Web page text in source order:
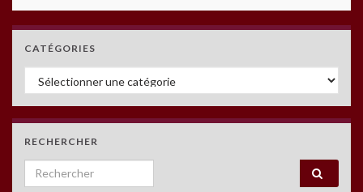
CATÉGORIES
Catégories
RECHERCHER
Search for: